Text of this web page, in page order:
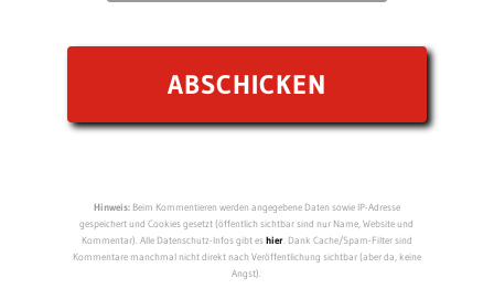
Hinweis:Beim Kommentieren werden angegebene Daten sowie IP-Adresse
gespeichert und Cookies gesetzt (öffentlich sichtbar sind nur Name, Website und
Kommentar). Alle Datenschutz-Infos gibt eshier. Dank Cache/Spam-Filter sind
Kommentare manchmal nicht direkt nach Veröffentlichung sichtbar (aber da, keine
Angst).